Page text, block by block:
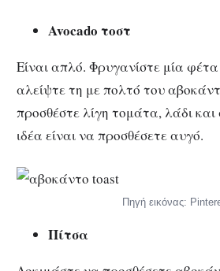
Avocado τοστ
Είναι απλό. Φρυγανίστε μία
αλείψτε τη με πολτό του
προσθέστε λίγη τομάτα, λάδι
ιδέα είναι να προσθέσετε αυγό.
Πηγή εικόνας:
Πίτσα